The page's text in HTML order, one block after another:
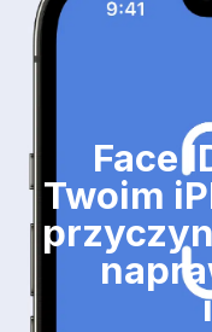
Face
Twoim